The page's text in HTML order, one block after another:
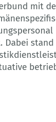
mit
Dabei stand